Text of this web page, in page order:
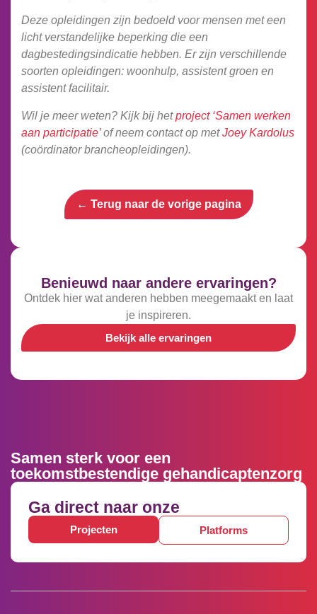
Deze opleidingen zijn bedoeld voor mensen met een
licht verstandelijke beperking die een
dagbestedingsindicatie hebben. Er zijn verschillende
soorten opleidingen: woonhulp, assistent groen en
assistent facilitair.
Wil je meer weten? Kijk bij hetproject ‘Samen werken
aan participatie’of neem contact op metJoey Kardolus
(coördinator brancheopleidingen).
← Terug naar de vorige pagina
Benieuwd naar andere ervaringen?
Ontdek hier wat anderen hebben meegemaakt en laat
je inspireren.
Bekijk alle ervaringen
Samen sterk voor een
toekomstbestendige gehandicaptenzorg
Ga direct naar onze
Projecten Platforms